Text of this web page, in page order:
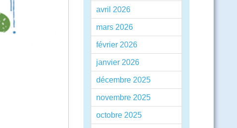
avril 2026
mars 2026
février 2026
janvier 2026
décembre 2025
novembre 2025
octobre 2025